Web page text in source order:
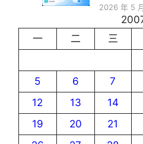
2026 年 5
一
二 三
5
6 7
12
13 14
19
20 21